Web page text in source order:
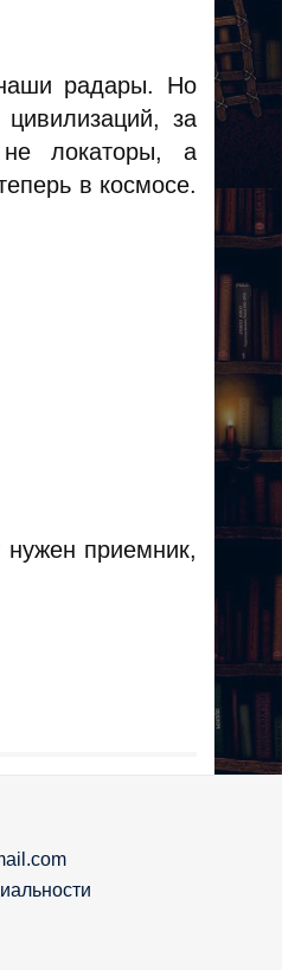
радары. Но
за
локаторы, а
в космосе.
приемник,